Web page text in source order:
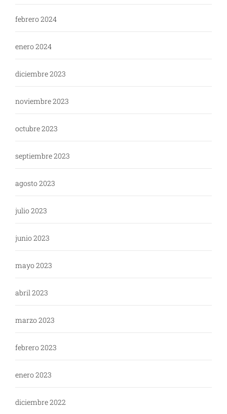
febrero 2024
enero 2024
diciembre 2023
noviembre 2023
octubre 2023
septiembre 2023
agosto 2023
julio 2023
junio 2023
mayo 2023
abril 2023
marzo 2023
febrero 2023
enero 2023
diciembre 2022